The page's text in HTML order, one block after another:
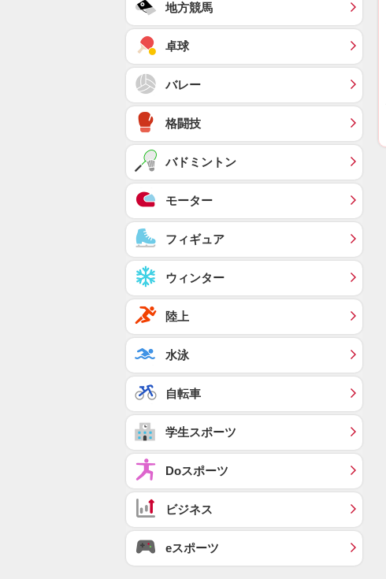
地方競馬
卓球
バレー
格闘技
バドミントン
モーター
フィギュア
ウィンター
陸上
水泳
自転車
学生スポーツ
Doスポーツ
ビジネス
eスポーツ